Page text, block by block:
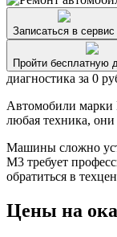
Записаться в сервис
Пройти бесплатную
диагностика за 0
Автомобили марки
любая техника,
Машины сложно
M3 требует
обратиться в
Цены на